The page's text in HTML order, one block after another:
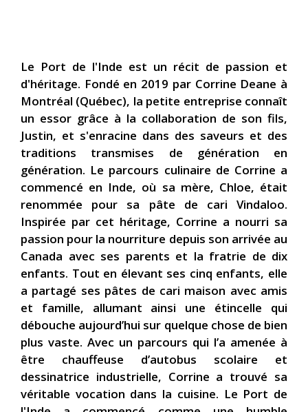
Le Port de l'Inde est un récit de passion et
d'héritage. Fondé en 2019 par Corrine Deane à
Montréal (Québec), la petite entreprise connaît
un essor grâce à la collaboration de son fils,
Justin, et s'enracine dans des saveurs et des
traditions transmises de génération en
génération. Le parcours culinaire de Corrine a
commencé en Inde, où sa mère, Chloe, était
renommée pour sa pâte de cari Vindaloo.
Inspirée par cet héritage, Corrine a nourri sa
passion pour la nourriture depuis son arrivée au
Canada avec ses parents et la fratrie de dix
enfants. Tout en élevant ses cinq enfants, elle
a partagé ses pâtes de cari maison avec amis
et famille, allumant ainsi une étincelle qui
débouche aujourd’hui sur quelque chose de bien
plus vaste. Avec un parcours qui l’a amenée à
être chauffeuse d’autobus scolaire et
dessinatrice industrielle, Corrine a trouvé sa
véritable vocation dans la cuisine. Le Port de